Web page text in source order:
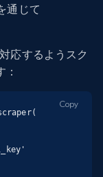
通じて
応するようスク
Copy